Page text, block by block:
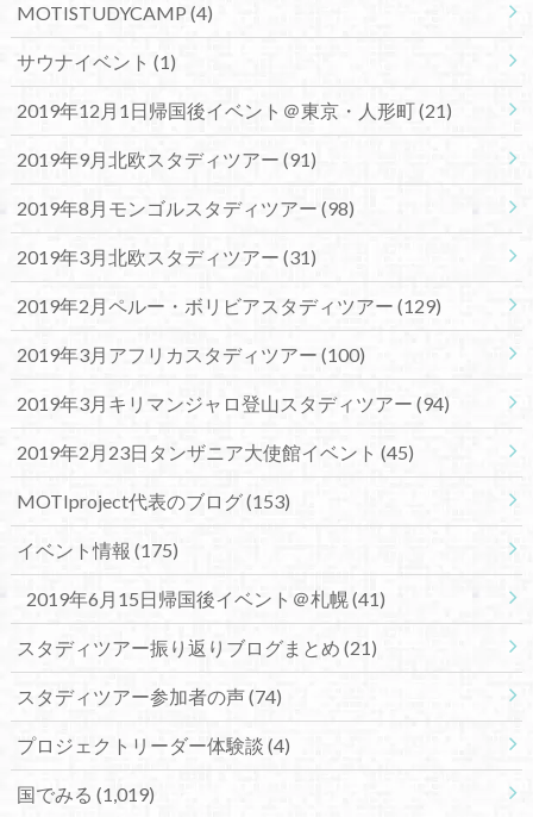
MOTISTUDYCAMP (4)
サウナイベント (1)
2019年12月1日帰国後イベント＠東京・人形町(21)
2019年9月北欧スタディツアー (91)
2019年8月モンゴルスタディツアー (98)
2019年3月北欧スタディツアー (31)
2019年2月ペルー・ボリビアスタディツアー (129)
2019年3月アフリカスタディツアー (100)
2019年3月キリマンジャロ登山スタディツアー (94)
2019年2月23日タンザニア大使館イベント (45)
MOTIproject代表のブログ(153)
イベント情報 (175)
2019年6月15日帰国後イベント＠札幌(41)
スタディツアー振り返りブログまとめ (21)
スタディツアー参加者の声(74)
プロジェクトリーダー体験談 (4)
国でみる (1,019)